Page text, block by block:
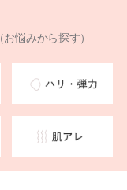
（お悩みから探す）